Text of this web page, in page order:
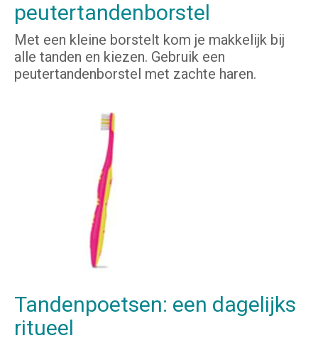
peutertandenborstel
Met een kleine borstelt kom je makkelijk bij
alle tanden en kiezen. Gebruik een
peutertandenborstel met zachte haren.
Tandenpoetsen: een dagelijks
ritueel